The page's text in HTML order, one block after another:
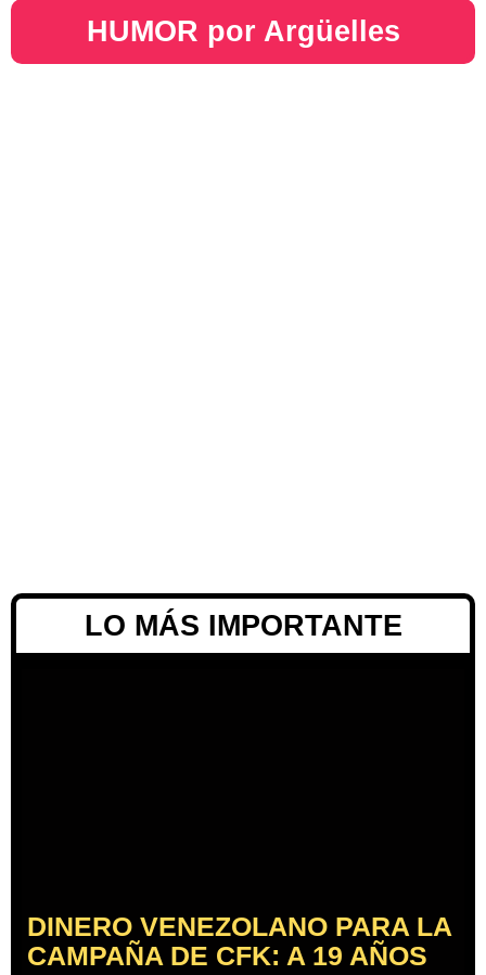
HUMOR por Argüelles​
LO MÁS IMPORTANTE
DINERO VENEZOLANO PARA LA
CAMPAÑA DE CFK: A 19 AÑOS